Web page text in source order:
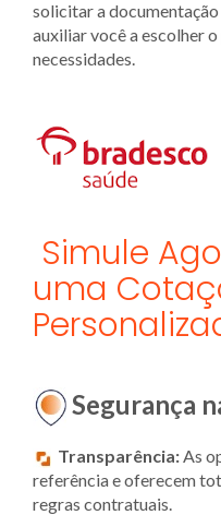
solicitar a
auxiliar você a escolher
necessidades.
Simule
uma
Segurança
Transparência: As
referência e oferecem
regras contratuais.